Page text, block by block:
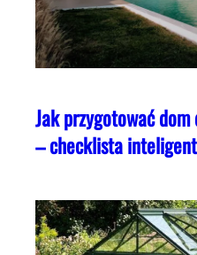
Jak przygotować
– checklista